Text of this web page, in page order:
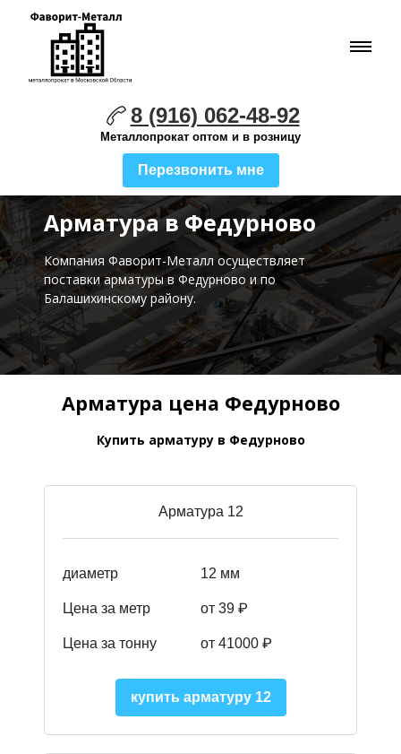
8 (916) 062-48-92
Металлопрокат оптом и в розницу
Перезвонить мне
Арматура в Федурново
Компания Фаворит-Металл осуществляет
поставкиарматуры в Федурново и по
Балашихинскому району.
Арматура цена Федурново
Купить арматуру в Федурново
Арматура 12
диаметр 12 мм
Цена за метр от 39 ₽
Цена за тонну от 41000 ₽
купить арматуру 12